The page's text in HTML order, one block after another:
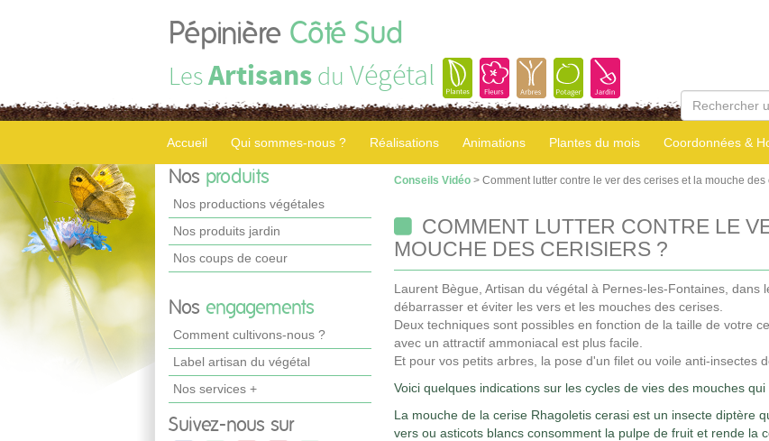
Pépinière Côté Sud
LesArtisans du Végétal
Accueil Qui sommes-nous ? Réalisations Animations Plantes du mois Coordonnées &
Nos produits
Nos productions végétales
Nos produits jardin
Nos coups de coeur
Nos engagements
Comment cultivons-nous ?
Label artisan du végétal
Nos services +
Suivez-nous sur
Conseils Vidéo > Comment lutter contre le ver des cerises et la mouche des
COMMENT LUTTER CONTRE LE
MOUCHE DES CERISIERS ?
Laurent Bègue, Artisan du végétal à Pernes-les-Fontaines, dans
débarrasser et éviter les vers et les mouches des cerises.
Deux techniques sont possibles en fonction de la taille de votre
avec un attractif ammoniacal est plus facile.
Et pour vos petits arbres, la pose d'un filet ou voile anti-insectes
Voici quelques indications sur les cycles de vies des mouches
La mouche de la cerise Rhagoletis cerasi est un insecte diptère
vers ou asticots blancs consomment la pulpe de fruit et rende la